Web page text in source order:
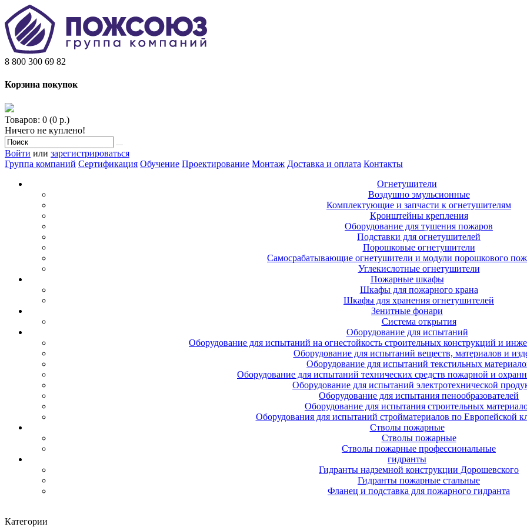
8 800 300 69 82
Корзина покупок
Товаров: 0 (0 р.)
Ничего не куплено!
Войти или зарегистрироваться
Группа компаний Сертификация Обучение Проектирование Монтаж Доставка и оплата Контакты
Огнетушители
Воздушно эмульсионные
Комплектующие и запчасти к огнетушителям
Кронштейны крепления
Оборудование для тушения пожаров
Подставки для огнетушителей
Порошковые огнетушители
Самосрабатывающие огнетушители и модули порошкового
Углекислотные огнетушители
Пожарные шкафы
Шкафы для пожарного крана
Шкафы для хранения огнетушителей
Зенитные фонари
Система открытия
Оборудование для испытаний
Оборудование для испытаний на огнестойкость строительных конструкций и
Оборудование для испытаний веществ, материалов и
Оборудование для испытаний текстильных
Оборудование для испытаний технических средств пожарной и
Оборудование для испытаний электротехнической
Оборудование для испытания пенообразователей
Оборудование для испытания строительных
Оборудования для испытаний стройматериалов по Европейской
Стволы пожарные
Стволы пожарные
Стволы пожарные профессиональные
гидранты
Гидранты надземной конструкции Дорошевского
Гидранты пожарные стальные
Фланец и подставка для пожарного гидранта
Категории